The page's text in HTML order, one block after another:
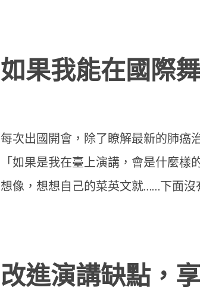
如果我能在國際
每次出國開會，除了瞭解最新的肺癌
「如果是我在臺上演講，會是什麼
想像，想想自己的菜英文就……下面沒
改進演講缺點，